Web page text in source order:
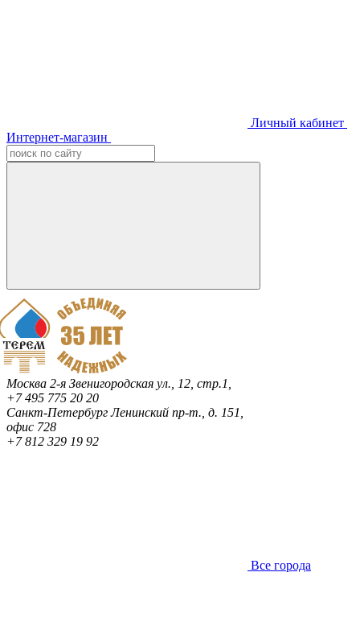
Личный кабинет
Интернет-магазин
Москва 2-я Звенигородская ул., 12, стр.1,
+7 495 775 20 20
Санкт-ПетербургЛенинский пр-т., д. 151,
офис 728
+7 812 329 19 92
Все города